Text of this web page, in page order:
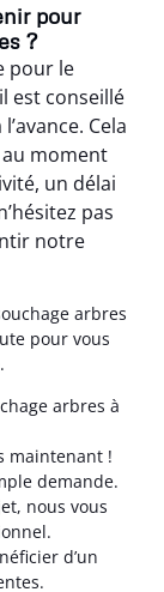
pour
?
pour le
est conseillé
Cela
moment
un délai
pas
notre
arbres
pour vous
arbres à
maintenant !
demande.
nous vous
d’un